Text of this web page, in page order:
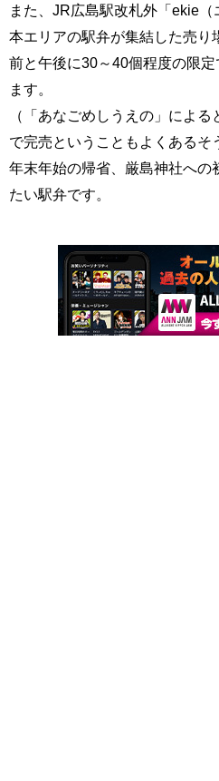
また、JR広島駅改札外「ekie
本エリアの駅弁が集結した売り
前と午後に30～40個程度の限
ます。
（「あなごめしうえの」によ
で完売ということもよくあるそ
年末年始の帰省、厳島神社への
たい駅弁です。